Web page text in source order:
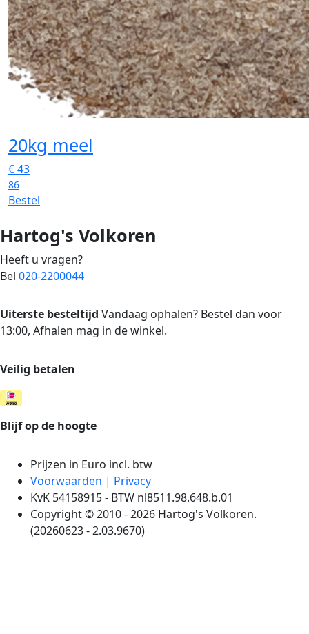
20kg meel
€43
86
Bestel
Hartog's Volkoren
Heeft u vragen?
Bel 020-2200044
Uiterste besteltijd Vandaag ophalen? Bestel dan voor
13:00, Afhalen mag in de winkel.
Veilig betalen
Blijf op de hoogte
Prijzen in Euro incl. btw
Voorwaarden | Privacy
KvK 54158915 - BTW nl8511.98.648.b.01
Copyright © 2010 - 2026 Hartog's Volkoren.
(20260623 - 2.03.9670)